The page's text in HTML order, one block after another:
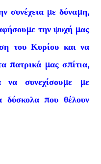
συνέχεια με δύναμη,
την ψυχή μας
του Κυρίου και να
πατρικά μας σπίτια,
να συνεχίσουμε με
δύσκολα που θέλουν